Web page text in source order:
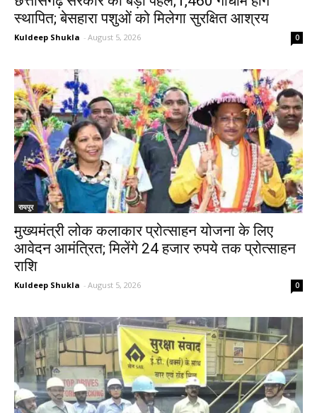
स्थापित; बेसहारा पशुओं को मिलेगा सुरक्षित आश्रय
Kuldeep Shukla - August 5, 2026 0
रायपुर
मुख्यमंत्री लोक कलाकार प्रोत्साहन योजना के लिए
आवेदन आमंत्रित; मिलेंगे 24 हजार रुपये तक प्रोत्साहन
राशि
Kuldeep Shukla - August 5, 2026 0